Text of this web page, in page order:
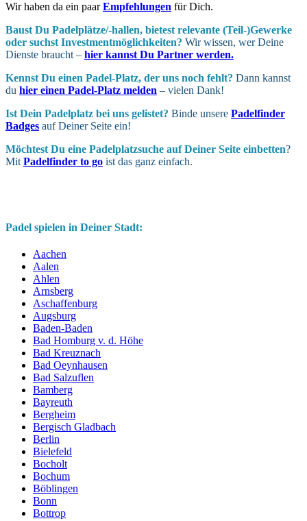
Wir haben da ein paarEmpfehlungen für Dich.
Baust Du Padel­plätze/-hallen, bietest relevante (Teil-)Gewerke
oder suchst In­vest­ment­möglich­keiten? Wir wissen, wer Deine
Dienste braucht – hier kannst Du Partner werden.
Kennst Du einen Padel-Platz, der uns noch fehlt? Dann kannst
du hier einen Padel-Platz melden – vielen Dank!
Ist Dein Padel­platz bei uns gelistet? Binde unsere Padelfinder
Badges auf Deiner Seite ein!
Möchtest Du eine Padel­platz­suche auf Deiner Seite ein­betten?
MitPadelfinder to go ist das ganz einfach.
Padel spielen in Deiner Stadt:
Aachen
Aalen
Ahlen
Arnsberg
Aschaffenburg
Augsburg
Baden-Baden
Bad Homburg v. d. Höhe
Bad Kreuznach
Bad Oeynhausen
Bad Salzuflen
Bamberg
Bayreuth
Bergheim
Bergisch Gladbach
Berlin
Bielefeld
Bocholt
Bochum
Böblingen
Bonn
Bottrop